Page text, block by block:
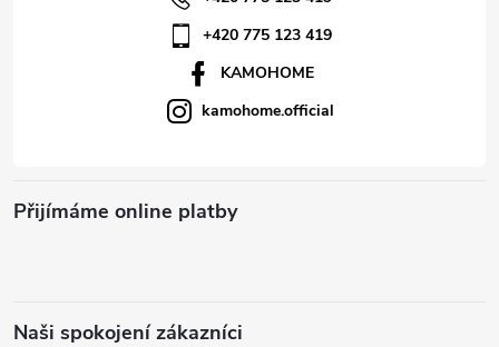
+420 775 123 419
KAMOHOME
kamohome.official
Přijímáme online platby
Naši spokojení zákazníci